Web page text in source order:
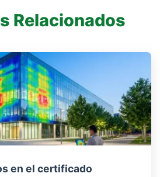
Relacionados
en el certificado